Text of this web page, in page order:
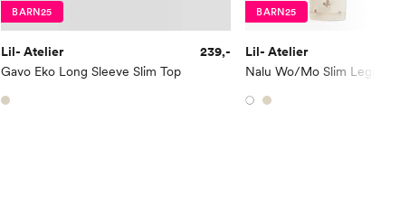
BARN25
Lil- Atelier
Gavo Eko Long Sleeve Slim Top
239,-
BARN25
Lil- Atelier
Nalu Wo/Mo Slim Legging